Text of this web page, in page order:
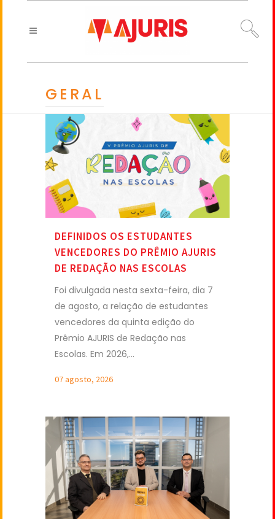
GERAL
DEFINIDOS OS ESTUDANTES
VENCEDORES DO PRÊMIO AJURIS
DE REDAÇÃO NAS ESCOLAS
Foi divulgada nesta sexta-feira, dia 7
de agosto, a relação de estudantes
vencedores da quinta edição do
Prêmio AJURIS de Redação nas
Escolas. Em 2026,...
07 agosto, 2026